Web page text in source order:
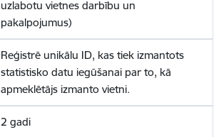
uzlabotu vietnes darbību un
pakalpojumus)
Reģistrē unikālu ID, kas tiek izmantots
statistisko datu iegūšanai par to, kā
apmeklētājs izmanto vietni.
2 gadi